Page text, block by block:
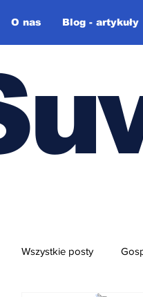
O nas Blog - artykuły
Wszystkie posty